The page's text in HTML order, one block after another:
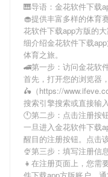
🎹导语： 金花软件下载
🧁提供丰富多样的体育
花软件下载app方版的
细介绍金花软件下载
体育之旅。
🚄第一步：访问金花软
首先，打开您的浏览器
🛵（https://
搜索引擎搜索或直接输
🕚第二步：点击注册按
一旦进入金花软件下载
醒目的注册按钮。点击
🍨第三步：填写注册信
👧在注册页面上，您需